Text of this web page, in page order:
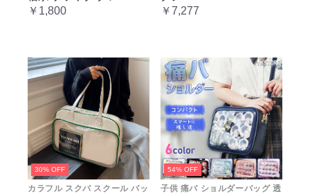
ージュ cm067t2t2x1 ホワ
￥1,800
￥7,277
30% OFF
カラフル スクバ スクール バッ
54% OFF
子供 痛バ ショルダーバッグ 透